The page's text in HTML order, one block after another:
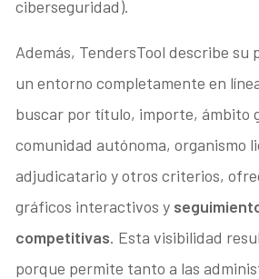
ciberseguridad).
Además, TendersTool describe su
un entorno completamente en
buscar por título, importe, ámbito
comunidad autónoma, organismo
adjudicatario y otros criterios,
gráficos interactivos y
competitivas. Esta visibilidad
porque permite tanto a las